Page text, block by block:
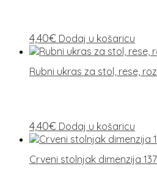
4,40€ Dodaj u košaricu
Rubni ukras za stol, rese,
4,40€ Dodaj u košaricu
Crveni stolnjak dimenzija